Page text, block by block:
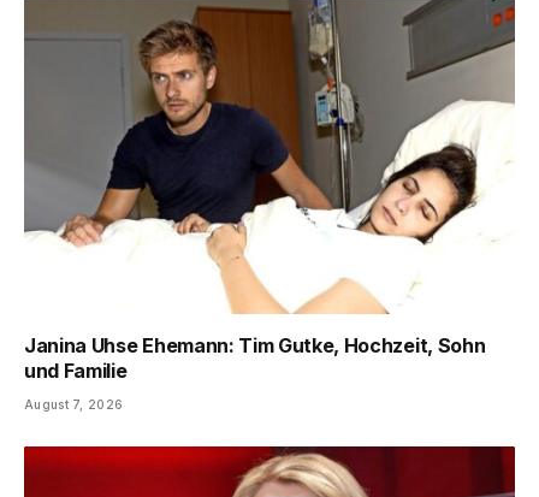
Janina Uhse Ehemann: Tim Gutke, Hochzeit, Sohn
und Familie
August 7, 2026